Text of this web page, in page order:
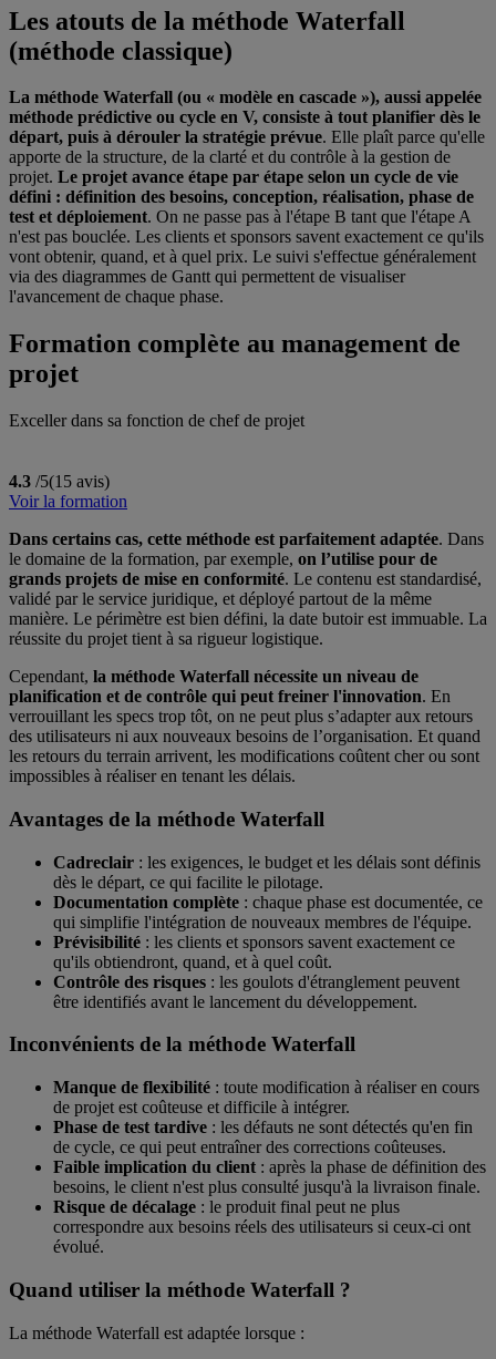
Les atouts de la méthode Waterfall
(méthode classique)
La méthode Waterfall (ou « modèle en cascade »), aussi appelée
méthode prédictive ou cycle en V, consiste à tout planifier dès le
départ, puis à dérouler la stratégie prévue. Elle plaît parce qu'elle
apporte de la structure, de la clarté et du contrôle à la gestion de
projet. Le projet avance étape par étape selon un cycle de vie
défini : définition des besoins, conception, réalisation, phase de
test et déploiement. On ne passe pas à l'étape B tant que l'étape A
n'est pas bouclée. Les clients et sponsors savent exactement ce qu'ils
vont obtenir, quand, et à quel prix. Le suivi s'effectue généralement
via des diagrammes de Gantt qui permettent de visualiser
l'avancement de chaque phase.
Formation complète au management de
projet
Exceller dans sa fonction de chef de projet
4.3 /5(15 avis)
Voir la formation
Dans certains cas, cette méthode est parfaitement adaptée. Dans
le domaine de la formation, par exemple, on l’utilise pour de
grands projets de mise en conformité. Le contenu est standardisé,
validé par le service juridique, et déployé partout de la même
manière. Le périmètre est bien défini, la date butoir est immuable. La
réussite du projet tient à sa rigueur logistique.
Cependant, la méthode Waterfall nécessite un niveau de
planification et de contrôle qui peut freiner l'innovation. En
verrouillant les specs trop tôt, on ne peut plus s’adapter aux retours
des utilisateurs ni aux nouveaux besoins de l’organisation. Et quand
les retours du terrain arrivent, les modifications coûtent cher ou sont
impossibles à réaliser en tenant les délais.
Avantages de la méthode Waterfall
Cadreclair : les exigences, le budget et les délais sont définis
dès le départ, ce qui facilite le pilotage.
Documentation complète : chaque phase est documentée, ce
qui simplifie l'intégration de nouveaux membres de l'équipe.
Prévisibilité : les clients et sponsors savent exactement ce
qu'ils obtiendront, quand, et à quel coût.
Contrôle des risques : les goulots d'étranglement peuvent
être identifiés avant le lancement du développement.
Inconvénients de la méthode Waterfall
Manque de flexibilité : toute modification à réaliser en cours
de projet est coûteuse et difficile à intégrer.
Phase de test tardive : les défauts ne sont détectés qu'en fin
de cycle, ce qui peut entraîner des corrections coûteuses.
Faible implication du client : après la phase de définition des
besoins, le client n'est plus consulté jusqu'à la livraison finale.
Risque de décalage : le produit final peut ne plus
correspondre aux besoins réels des utilisateurs si ceux-ci ont
évolué.
Quand utiliser la méthode Waterfall ?
La méthode Waterfall est adaptée lorsque :